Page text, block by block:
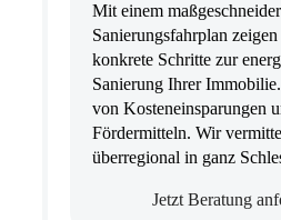
Mit einem
Sanierungsfahrplan
konkrete Schritte zur
Sanierung Ihrer
von Kosteneinsparungen
Fördermitteln. Wir
überregional in ganz
Jetzt Beratung